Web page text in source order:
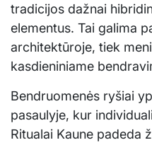
tradicijos dažnai
elementus. Tai galima
architektūroje, tiek
kasdieniniame
Bendruomenės ryšiai
pasaulyje, kur
Ritualai Kaune padeda